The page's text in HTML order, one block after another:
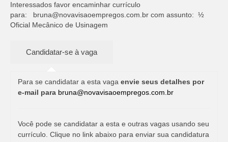
Interessados favor encaminhar currículo
para: bruna@novavisaoempregos.com.br com assunto: ½
Oficial Mecânico de Usinagem
Para se candidatar a esta vaga envie seus detalhes por
e-mail para bruna@novavisaoempregos.com.br
Você pode se candidatar a esta e outras vagas usando seu
currículo. Clique no link abaixo para enviar sua candidatura